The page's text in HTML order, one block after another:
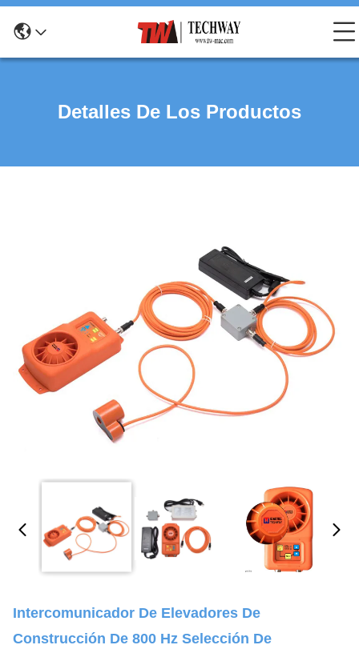
Detalles De Los Productos
Intercomunicador De Elevadores De
Construcción De 800 Hz Selección De